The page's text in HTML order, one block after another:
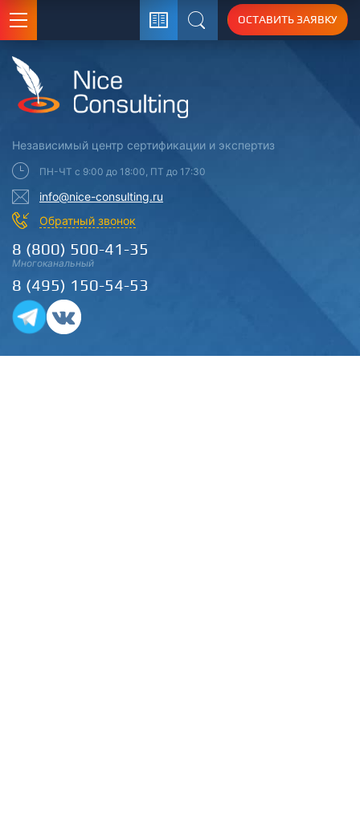
Поиск
ОСТАВИТЬ ЗАЯВКУ
Независимый центр сертификации и экспертиз
ПН-ЧТ с 9:00 до 18:00, ПТ до 17:30
info@nice-consulting.ru
Обратный звонок
8 (800) 500-41-35
Многоканальный
8 (495) 150-54-53